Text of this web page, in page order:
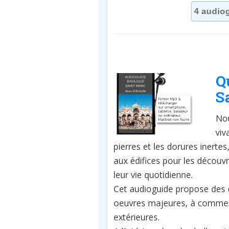
4
pierres et les dorures
aux édifices pour les
leur vie quotidienne.
Cet audioguide propose
oeuvres majeures, à
extérieures.